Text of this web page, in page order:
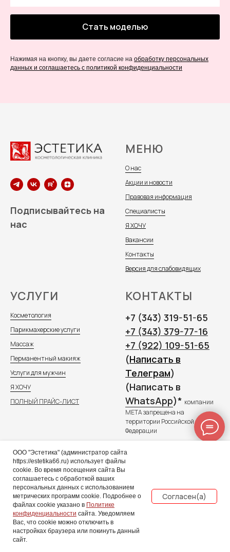
Стать моделью
Нажимая на кнопку, вы даете согласие на обработку персональных
данных и соглашаетесь c политикой конфиденциальности
Подписывайтесь на
нас
МЕНЮ
О нас
Акции и новости
Правовая информация
Специалисты
Я ХОЧУ
Вакансии
Контакты
Версия для слабовидящих
УСЛУГИ
Косметология
Парикмахерские услуги
Массаж
Перманентный макияж
Услуги для мужчин
Я ХОЧУ
ПОЛНЫЙ ПРАЙС-ЛИСТ
КОНТАКТЫ
+7 (343) 319-51-65
+7 (343) 379-77-16
+7 (922) 109-51-65
(Написать в
Телеграм)
(Написать в
WhatsApp)* компании
META запрещена на
территории Российской
Федерации
г. Екатеринбург, ул. Радищева,
© 2026, ООО "Эстетика" номер
медицинской лицензии: Л041-
01021-66/00291248
Имеются противопоказания,
Запись онлайн
ООО "Эстетика" (администратор сайта
https://estetika66.ru) использует файлы
cookie. Во время посещения сайта Вы
соглашаетесь с обработкой ваших
персональных данных с использованием
метрических программ cookie. Подробнее о
файлах cookie указано в Политике
конфиденциальности сайта. Уведомляем
Вас, что cookie можно отключить в
настройках браузера или покинуть данный
сайт.
Согласен(а)